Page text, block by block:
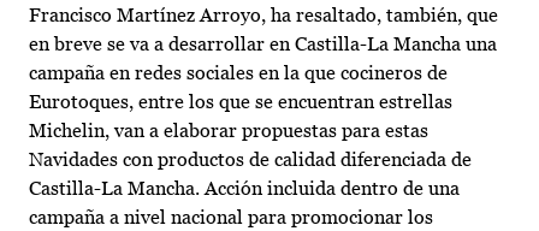
Francisco Martínez Arroyo, ha resaltado, también, que
en breve se va a desarrollar en Castilla-La Mancha una
campaña en redes sociales en la que cocineros de
Eurotoques, entre los que se encuentran estrellas
Michelin, van a elaborar propuestas para estas
Navidades con productos de calidad diferenciada de
Castilla-La Mancha. Acción incluida dentro de una
campaña a nivel nacional para promocionar los